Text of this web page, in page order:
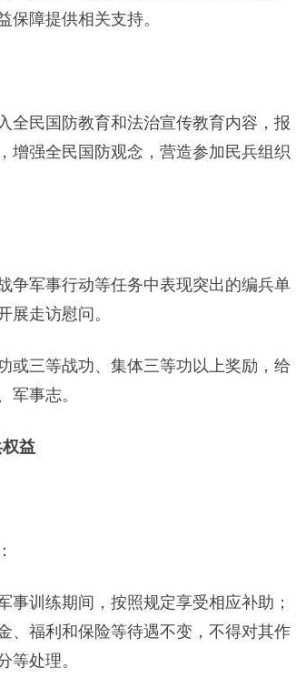
障提供相关支持。
民国防教育和法治宣传教育内容，报
增强全民国防观念，营造参加民兵组织
军事行动等任务中表现突出的编兵单
展走访慰问。
三等战功、集体三等功以上奖励，给
军事志。
益
训练期间，按照规定享受相应补助；
、福利和保险等待遇不变，不得对其作
等处理。